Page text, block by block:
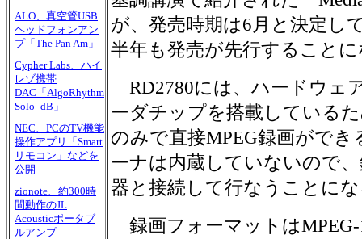
ALO、真空管USB
ヘッドフォンアン
プ「The Pan Am」
Cypher Labs、ハイ
レゾ携帯
DAC「AlgoRhythm
Solo -dB」
NEC、PCのTV機能
操作アプリ「Smart
リモコン」などを
公開
zionote、約300時
間動作のJL
Acousticポータブ
ルアンプ
が、発売時期は6月と決定し
半年も発売が先行すること
RD2780には、ハードウェ
ーダチップを搭載している
のみで直接MPEG録画がで
ーナは内蔵していないので
器と接続して行なうことに
録画フォーマットは